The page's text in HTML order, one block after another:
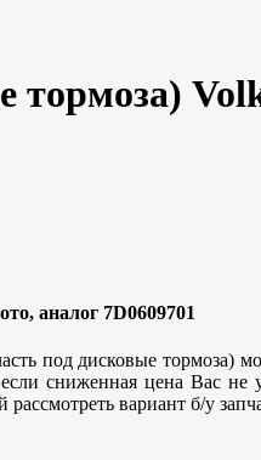
тормоза)
аналог 7D0609701
под дисковые тормоза)
сниженная цена Вас не
вариант б/у